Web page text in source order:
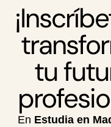
tu
En Estudia en